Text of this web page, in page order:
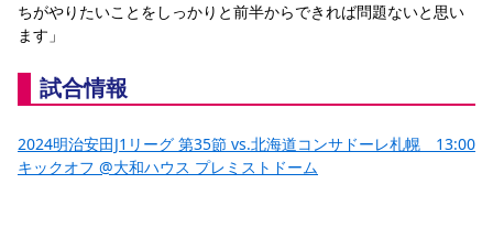
ちがやりたいことをしっかりと前半からできれば問題ないと思い
ます」
試合情報
2024明治安田J1リーグ 第35節 vs.北海道コンサドーレ札幌　13:00
キックオフ @大和ハウス プレミストドーム